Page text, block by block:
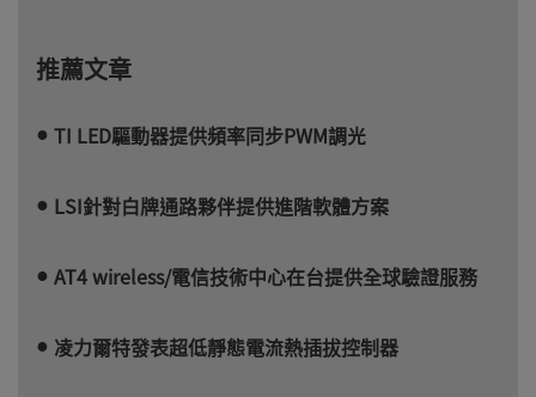
推薦文章
TI LED驅動器提供頻率同步PWM調光
LSI針對白牌通路夥伴提供進階軟體方案
AT4 wireless/電信技術中心在台提供全球驗證服務
凌力爾特發表超低靜態電流熱插拔控制器